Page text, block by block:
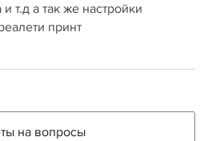
т.д а так же настройки
принт
на вопросы